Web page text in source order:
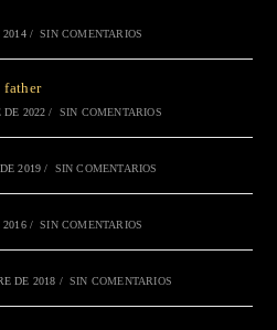
2014 / SIN COMENTARIOS
DE 2022 / SIN COMENTARIOS
2019 / SIN COMENTARIOS
2016 / SIN COMENTARIOS
DE 2018 / SIN COMENTARIOS